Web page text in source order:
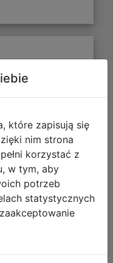
Potter -
które zapisują się
nim strona
korzystać z
w tym, aby
potrzeb
statystycznych